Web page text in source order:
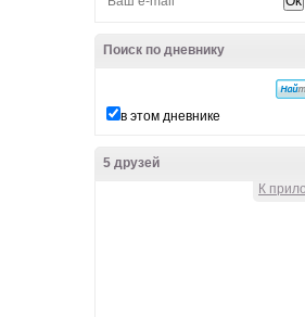
Поиск по дневнику
в этом дневнике
5 друзей
К